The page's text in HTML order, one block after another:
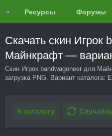
Ресурсы Форумы
Скачать скин Игрок
Майнкрафт —
Скин Игрок bandwagoneer для
загрузка PNG. Вариант каталога:
К каталогу